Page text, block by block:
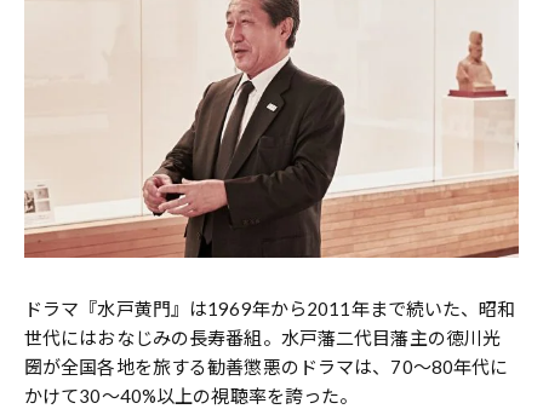
ドラマ『水戸黄門』は1969年から2011年まで続いた、昭和
世代にはおなじみの長寿番組。水戸藩二代目藩主の徳川光
圀が全国各地を旅する勧善懲悪のドラマは、70〜80年代に
かけて30〜40%以上の視聴率を誇った。